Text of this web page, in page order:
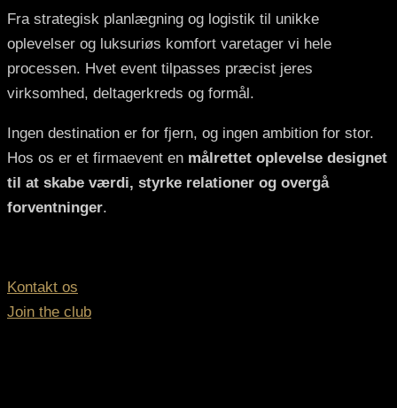
Fra strategisk planlægning og logistik til unikke
oplevelser og luksuriøs komfort varetager vi hele
processen. Hvet event tilpasses præcist jeres
virksomhed, deltagerkreds og formål.
Ingen destination er for fjern, og ingen ambition for stor.
Hos os er et firmaevent en målrettet oplevelse designet
til at skabe værdi, styrke relationer og overgå
forventninger.
Kontakt os
Join the club